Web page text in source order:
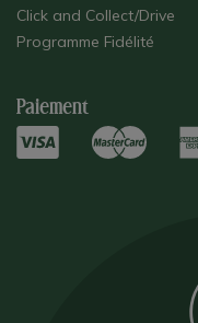
Click and Collect/Drive
Programme Fidélité
Paiement